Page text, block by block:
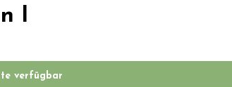
I
verfügbar